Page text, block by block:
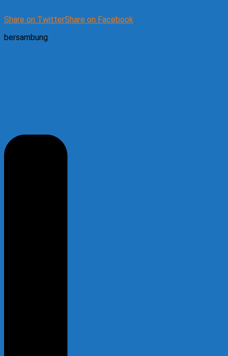
Share on TwitterShare on Facebook
bersambung